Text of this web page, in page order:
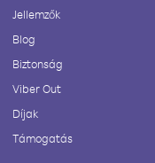
Jellemzők
Blog
Biztonság
Viber Out
Díjak
Támogatás